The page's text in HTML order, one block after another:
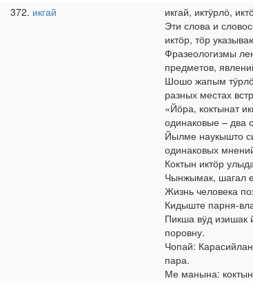
372 икгай
икгай, иктӱрлӧ,
Эти слова и
иктӧр, тӧр
Фразеологизмы
предметов,
Шошо жапым тӱрлӧ
разных местах
«Йӧра, коктынат
одинаковые – два
Йылме наукышто
одинаковых
Коктын иктӧр
Чынжымак, шагал
Жизнь человека
Кидыште парня-
Пикша вӱд изишак
поровну.
Чопай:
пара.
Ме манына: